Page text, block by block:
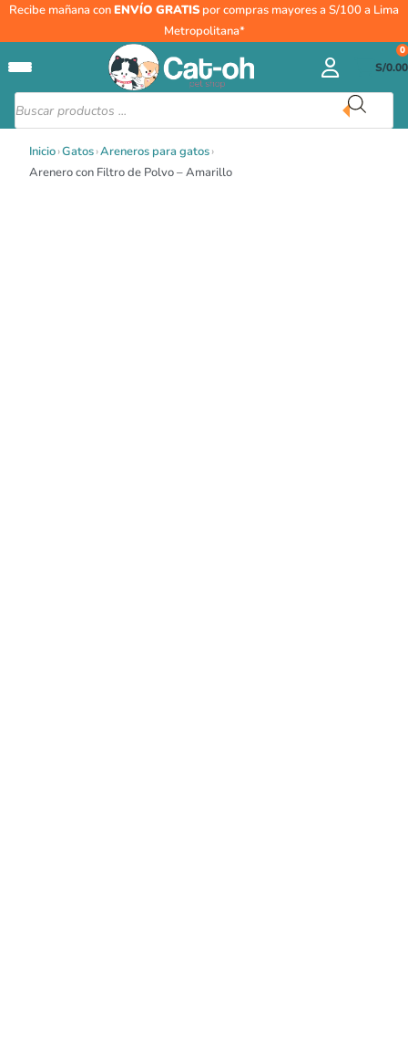
Recibe mañana conENVÍO GRATIS por compras mayores a S/100 a Lima
Metropolitana*
Búsqueda
de
productos
S/0.00
0
Inicio›Gatos›Areneros para gatos›
Arenero con Filtro de Polvo – Amarillo